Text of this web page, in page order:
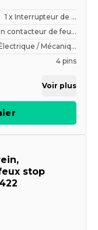
1 x Interrupteur de ...
contacteur de feu...
/ Mécaniq...
4 pins
Voir plus
stop